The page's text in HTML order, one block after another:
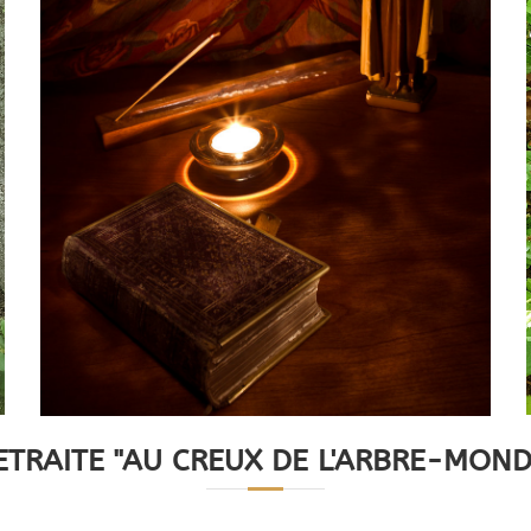
"AU CREUX DE L'ARBRE-